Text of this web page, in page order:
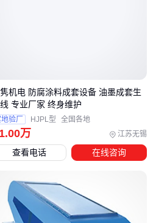
1.00万 江苏无锡
机电 防腐涂料成套设备 油墨成套生
专业厂家 终身维护
地验厂 HJPL型 全国各地
查看电话 在线咨询